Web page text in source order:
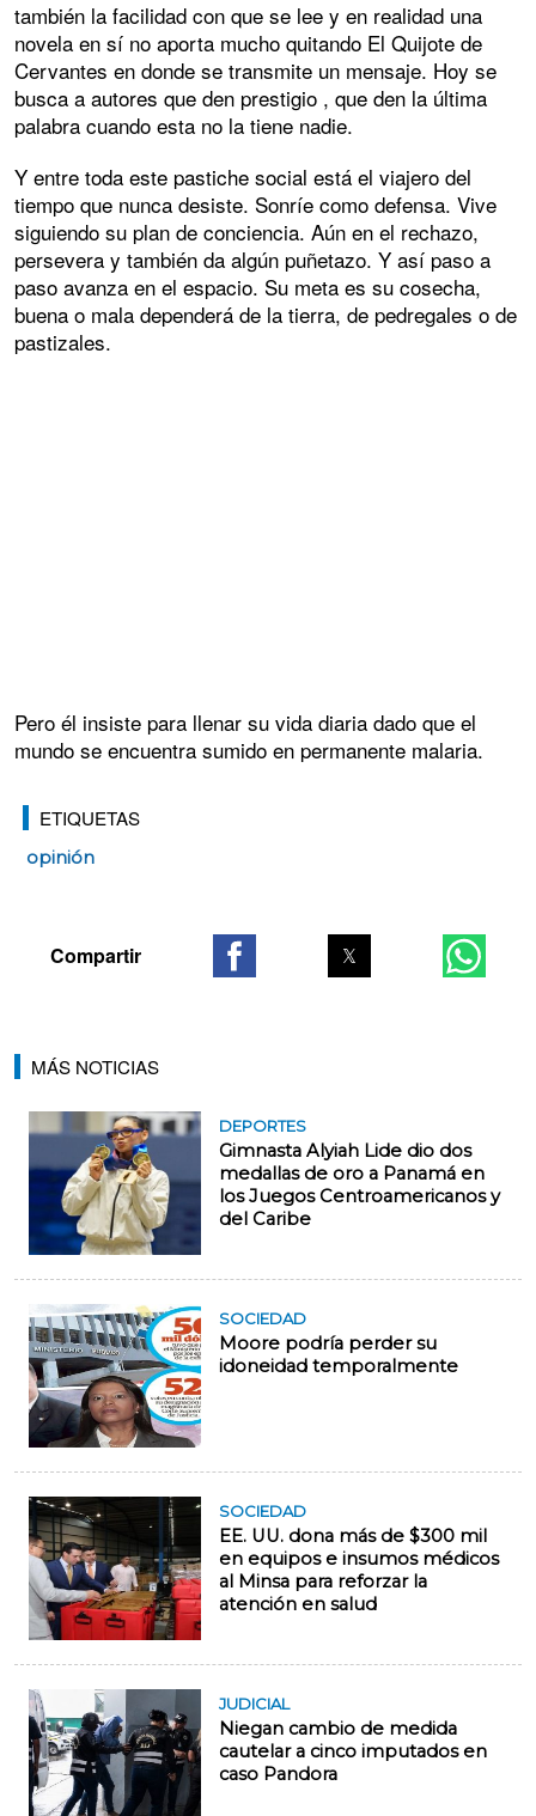
también la facilidad con que se lee y en realidad una
novela en sí no aporta mucho quitando El Quijote de
Cervantes en donde se transmite un mensaje. Hoy se
busca a autores que den prestigio , que den la última
palabra cuando esta no la tiene nadie.
Y entre toda este pastiche social está el viajero del
tiempo que nunca desiste. Sonríe como defensa. Vive
siguiendo su plan de conciencia. Aún en el rechazo,
persevera y también da algún puñetazo. Y así paso a
paso avanza en el espacio. Su meta es su cosecha,
buena o mala dependerá de la tierra, de pedregales o de
pastizales.
Pero él insiste para llenar su vida diaria dado que el
mundo se encuentra sumido en permanente malaria.
ETIQUETAS
opinión
MÁS NOTICIAS
DEPORTES
Gimnasta Alyiah Lide dio dos
medallas de oro a Panamá en
los Juegos Centroamericanos y
del Caribe
SOCIEDAD
Moore podría perder su
idoneidad temporalmente
SOCIEDAD
EE. UU. dona más de $300 mil
en equipos e insumos médicos
al Minsa para reforzar la
atención en salud
JUDICIAL
Niegan cambio de medida
cautelar a cinco imputados en
caso Pandora